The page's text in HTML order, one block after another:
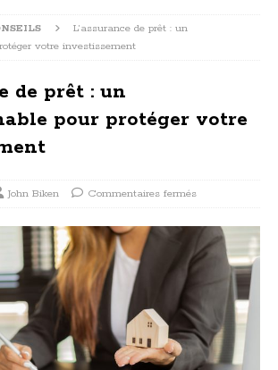
L’assurance de prêt : un
votre investissement
de prêt : un
pour protéger votre
John Biken Commentaires fermés